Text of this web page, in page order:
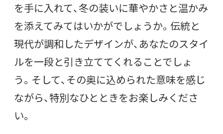
を手に入れて、冬の装いに華やかさと温かみ
を添えてみてはいかがでしょうか。伝統と
現代が調和したデザインが、あなたのスタイ
ルを一段と引き立ててくれることでしょ
う。そして、その奥に込められた意味を感じ
ながら、特別なひとときをお楽しみくださ
い。